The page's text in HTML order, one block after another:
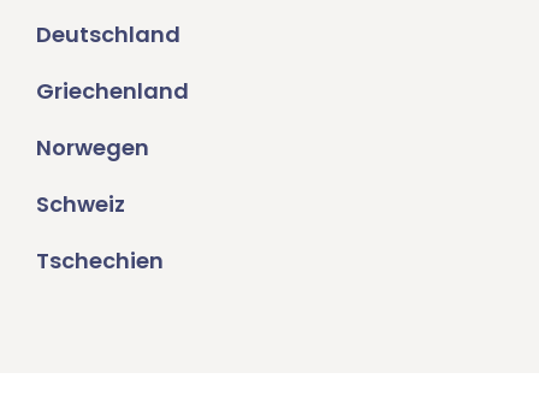
Deutschland
Griechenland
Norwegen
Schweiz
Tschechien